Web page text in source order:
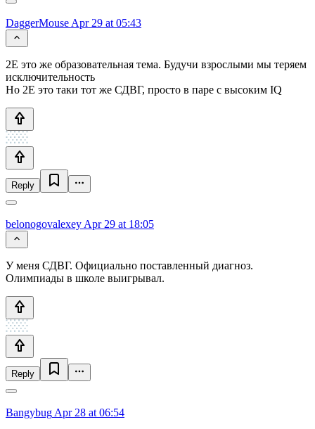
DaggerMouse Apr 29 at 05:43
2E это же образовательная тема. Будучи взрослыми мы теряем
исключительность
Но 2E это таки тот же СДВГ, просто в паре с высоким IQ
Reply
belonogovalexey Apr 29 at 18:05
У меня СДВГ. Официально поставленный диагноз.
Олимпиады в школе выигрывал.
Reply
Bangybug Apr 28 at 06:54